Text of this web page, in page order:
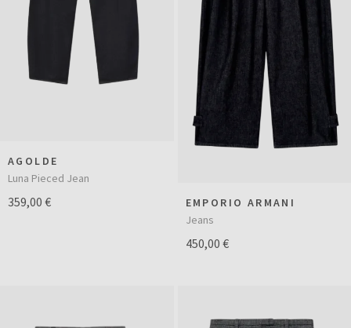
AGOLDE
Luna Pieced Jean
359,00 €
EMPORIO ARMANI
Jeans
450,00 €